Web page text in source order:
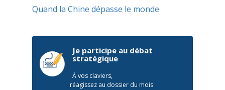
Quand la Chine dépasse le monde
Je participe au débat
stratégique
À vos claviers,
réagissez au dossier du mois